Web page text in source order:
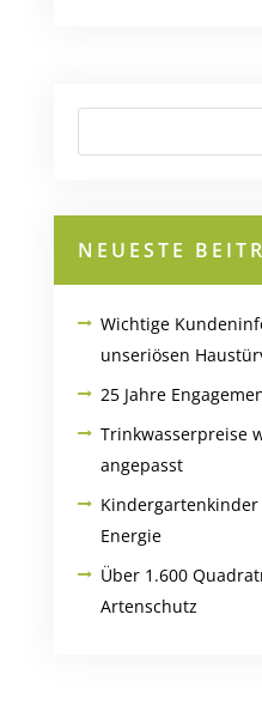
NEUESTE
Wichtige
unseriösen
25 Jahre
Trinkwasserpreise
angepasst
Energie
Über 1.600
Artenschutz